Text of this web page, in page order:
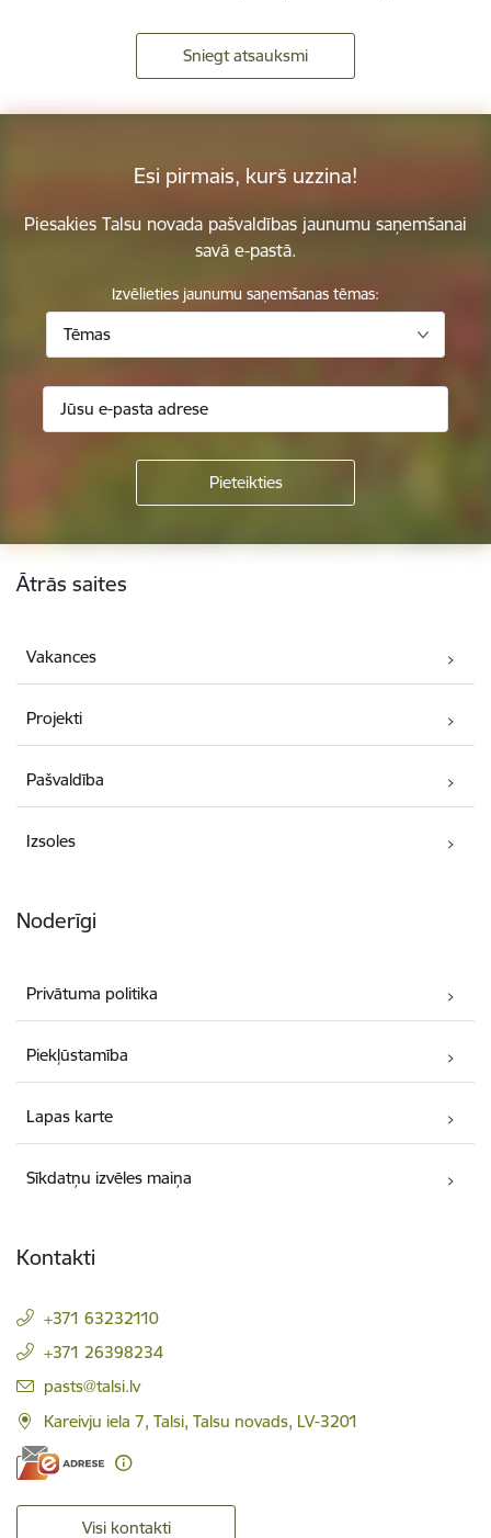
Sniegt atsauksmi
Esi pirmais, kurš uzzina!
Piesakies Talsu novada pašvaldības jaunumu saņemšanai
savā e-pastā.
Izvēlieties jaunumu saņemšanas tēmas:
Tēmas
Kājene
Ātrās saites
Vakances
Projekti
Pašvaldība
Izsoles
Noderīgi
Privātuma politika
Piekļūstamība
Lapas karte
Sīkdatņu izvēles maiņa
Kontakti
+371 63232110
+371 26398234
E-pasts:
pasts@talsi.lv
Kareivju iela 7, Talsi, Talsu novads, LV-3201
Visi kontakti